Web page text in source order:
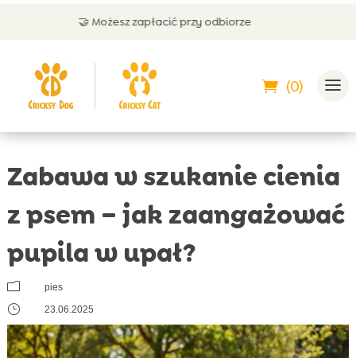
Możesz zapłacić przy odbiorze
(0)
Zabawa w szukanie cienia
z psem – jak zaangażować
pupila w upał?
m pies
} 23.06.2025